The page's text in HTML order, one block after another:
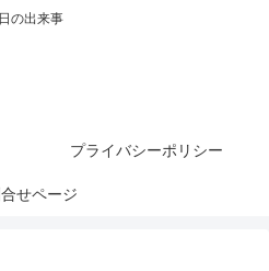
の出来事
プライバシーポリシー
せページ